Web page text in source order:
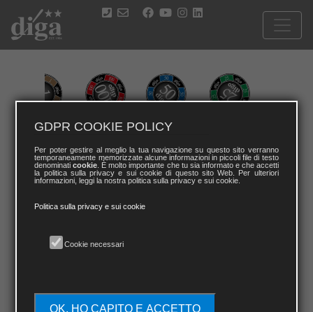
PREMI
DIGA nel 2024 introduce i seguenti criteri di premiazione per le
gare feriali e per le gare festive come segue.
il vincitore riceverà in premio i DIGO*, la moneta digitale di DIGA
che permette di utilizzare tutti i servizi di DIGA: (pagare una
*I DIGO verranno usati esclusivamente nelle gare con formula Play&Go
GDPR COOKIE POLICY
Per poter gestire al meglio la tua navigazione su questo sito verranno
temporaneamente memorizzate alcune informazioni in piccoli file di testo
denominaticookie . È molto importante che tu sia informato e che accetti
la politica sulla privacy e sui cookie di questo sito Web. Per ulteriori
informazioni, leggi la nostra politica sulla privacy e sui cookie.
Politica sulla privacy e sui cookie
Cookie necessari
OK, HO CAPITO E ACCETTO